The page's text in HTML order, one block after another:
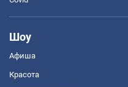
Шоу
Афиша
Красота